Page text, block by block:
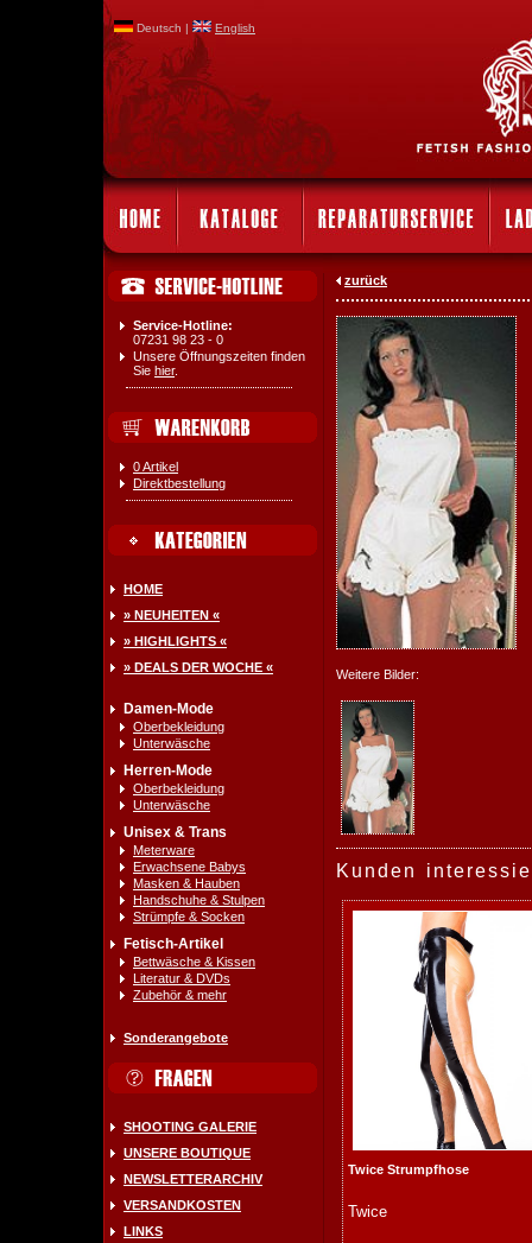
Deutsch | English
Service-Hotline:
07231 98 23 - 0
Unsere Öffnungszeiten finden
Sie hier.
0 Artikel
Direktbestellung
HOME
» NEUHEITEN «
» HIGHLIGHTS «
» DEALS DER WOCHE «
Damen-Mode
Oberbekleidung
Unterwäsche
Herren-Mode
Oberbekleidung
Unterwäsche
Unisex & Trans
Meterware
Erwachsene Babys
Masken & Hauben
Handschuhe & Stulpen
Strümpfe & Socken
Fetisch-Artikel
Bettwäsche & Kissen
Literatur & DVDs
Zubehör & mehr
Sonderangebote
SHOOTING GALERIE
UNSERE BOUTIQUE
NEWSLETTERARCHIV
VERSANDKOSTEN
LINKS
zurück
Weitere Bilder:
Kunden
Twice Strumpfhose
Twice